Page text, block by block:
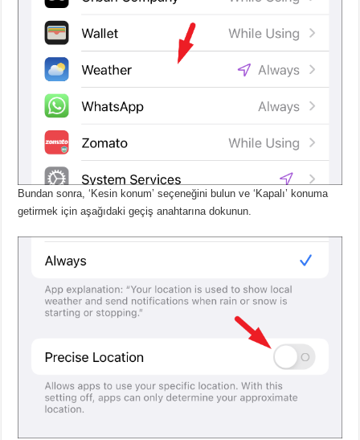
Bundan sonra, ‘Kesin konum’ seçeneğini bulun ve ‘Kapalı’ konuma
getirmek için aşağıdaki geçiş anahtarına dokunun.